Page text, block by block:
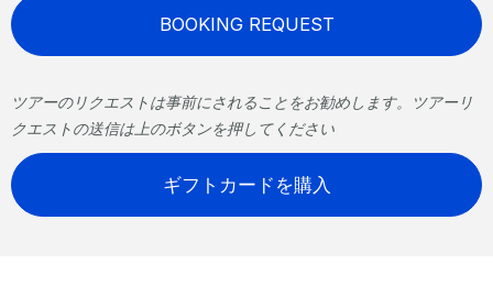
BOOKING REQUEST
ツアーのリクエストは事前にされることをお勧めします。ツアーリ
クエストの送信は上のボタンを押してください
ギフトカードを購入